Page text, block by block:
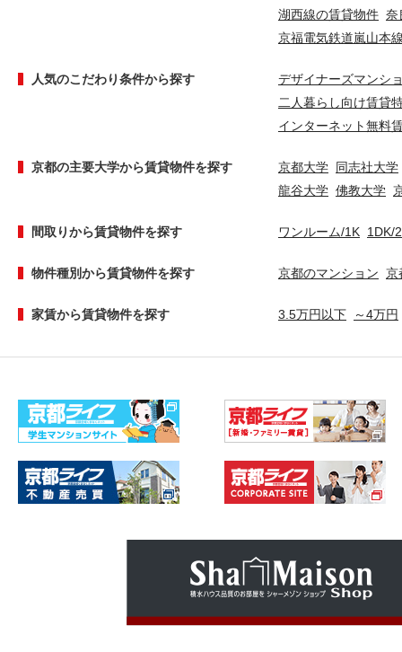
湖西線の賃貸物件 奈
京福電気鉄道嵐山本
人気のこだわり条件から探す
デザイナーズマンシ
二人暮らし向け賃貸
インターネット無料
京都の主要大学から賃貸物件を探す 京都大学 同志社大学
龍谷大学 佛教大学
間取りから賃貸物件を探す ワンルーム/1K 1DK/
物件種別から賃貸物件を探す 京都のマンション 京
家賃から賃貸物件を探す 3.5万円以下 ～4万円